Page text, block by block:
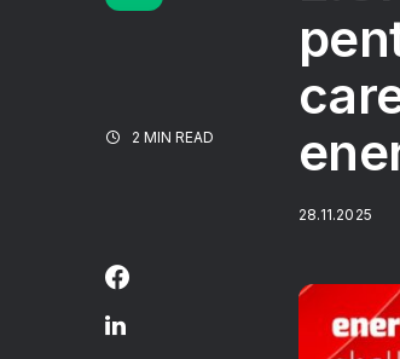
2 MIN READ
28.11.2025